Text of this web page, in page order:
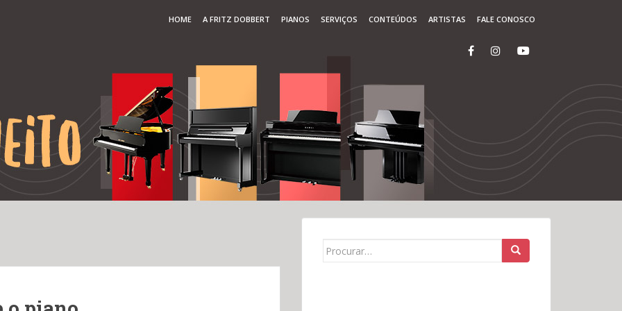
HOME A FRITZ DOBBERT PIANOS SERVIÇOS CONTEÚDOS ARTISTAS FALE CONOSCO
Search for: